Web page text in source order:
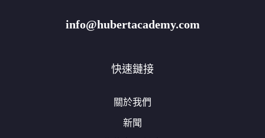
info@hubertacademy.com
快速鏈接
關於我們
新聞